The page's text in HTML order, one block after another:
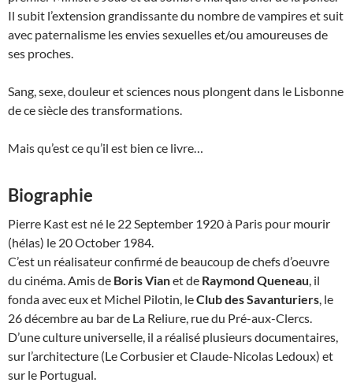
Il subit l’extension grandissante du nombre de vampires et suit
avec paternalisme les envies sexuelles et/ou amoureuses de
ses proches.
Sang, sexe, douleur et sciences nous plongent dans le Lisbonne
de ce siècle des transformations.
Mais qu’est ce qu’il est bien ce livre…
Biographie
Pierre Kast est né le 22 September 1920 à Paris pour mourir
(hélas) le 20 October 1984.
C’est un réalisateur confirmé de beaucoup de chefs d’oeuvre
du cinéma. Amis de Boris Vianet de Raymond Queneau, il
fonda avec eux et Michel Pilotin, leClub des Savanturiers, le
26 décembre au bar de La Reliure, rue du Pré-aux-Clercs.
D’une culture universelle, il a réalisé plusieurs documentaires,
sur l’architecture (Le Corbusier et Claude-Nicolas Ledoux) et
sur le Portugual.